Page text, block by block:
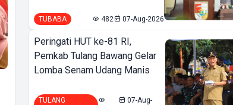
TUBABA 482 07-Aug-2026
Peringati HUT ke-81 RI,
Pemkab Tulang Bawang Gelar
Lomba Senam Udang Manis
TULANG
07-Aug-